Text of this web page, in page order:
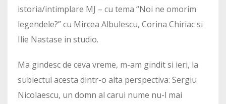
istoria/intimplare MJ – cu tema “Noi ne omorim
legendele?” cu Mircea Albulescu, Corina Chiriac si
Ilie Nastase in studio.
Ma gindesc de ceva vreme, m-am gindit si ieri, la
subiectul acesta dintr-o alta perspectiva: Sergiu
Nicolaescu, un domn al carui nume nu-l mai